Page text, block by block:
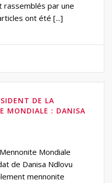
rassemblés par une
ont été [...]
DE LA
MONDIALE : DANISA
Mondiale
de Danisa Ndlovu
mennonite